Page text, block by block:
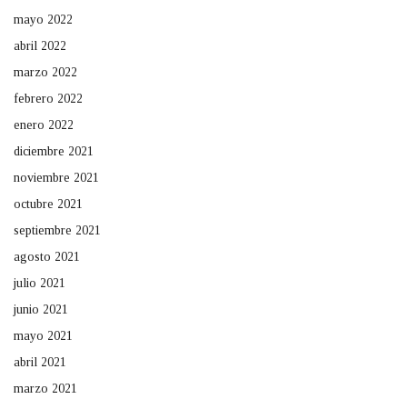
mayo 2022
abril 2022
marzo 2022
febrero 2022
enero 2022
diciembre 2021
noviembre 2021
octubre 2021
septiembre 2021
agosto 2021
julio 2021
junio 2021
mayo 2021
abril 2021
marzo 2021